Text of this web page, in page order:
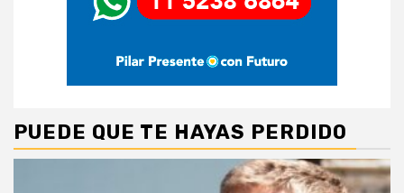
PUEDE QUE TE HAYAS PERDIDO